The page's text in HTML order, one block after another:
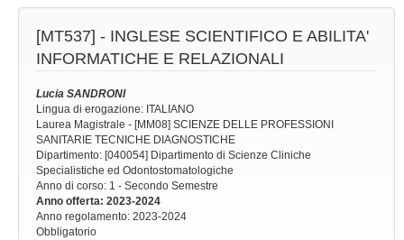
[MT537] - INGLESE SCIENTIFICO E ABILITA'
INFORMATICHE E RELAZIONALI
Lucia SANDRONI
Lingua di erogazione: ITALIANO
Laurea Magistrale - [MM08] SCIENZE DELLE PROFESSIONI
SANITARIE TECNICHE DIAGNOSTICHE
Dipartimento: [040054] Dipartimento di Scienze Cliniche
Specialistiche ed Odontostomatologiche
Anno di corso: 1 - Secondo Semestre
Anno offerta: 2023-2024
Anno regolamento: 2023-2024
Obbligatorio